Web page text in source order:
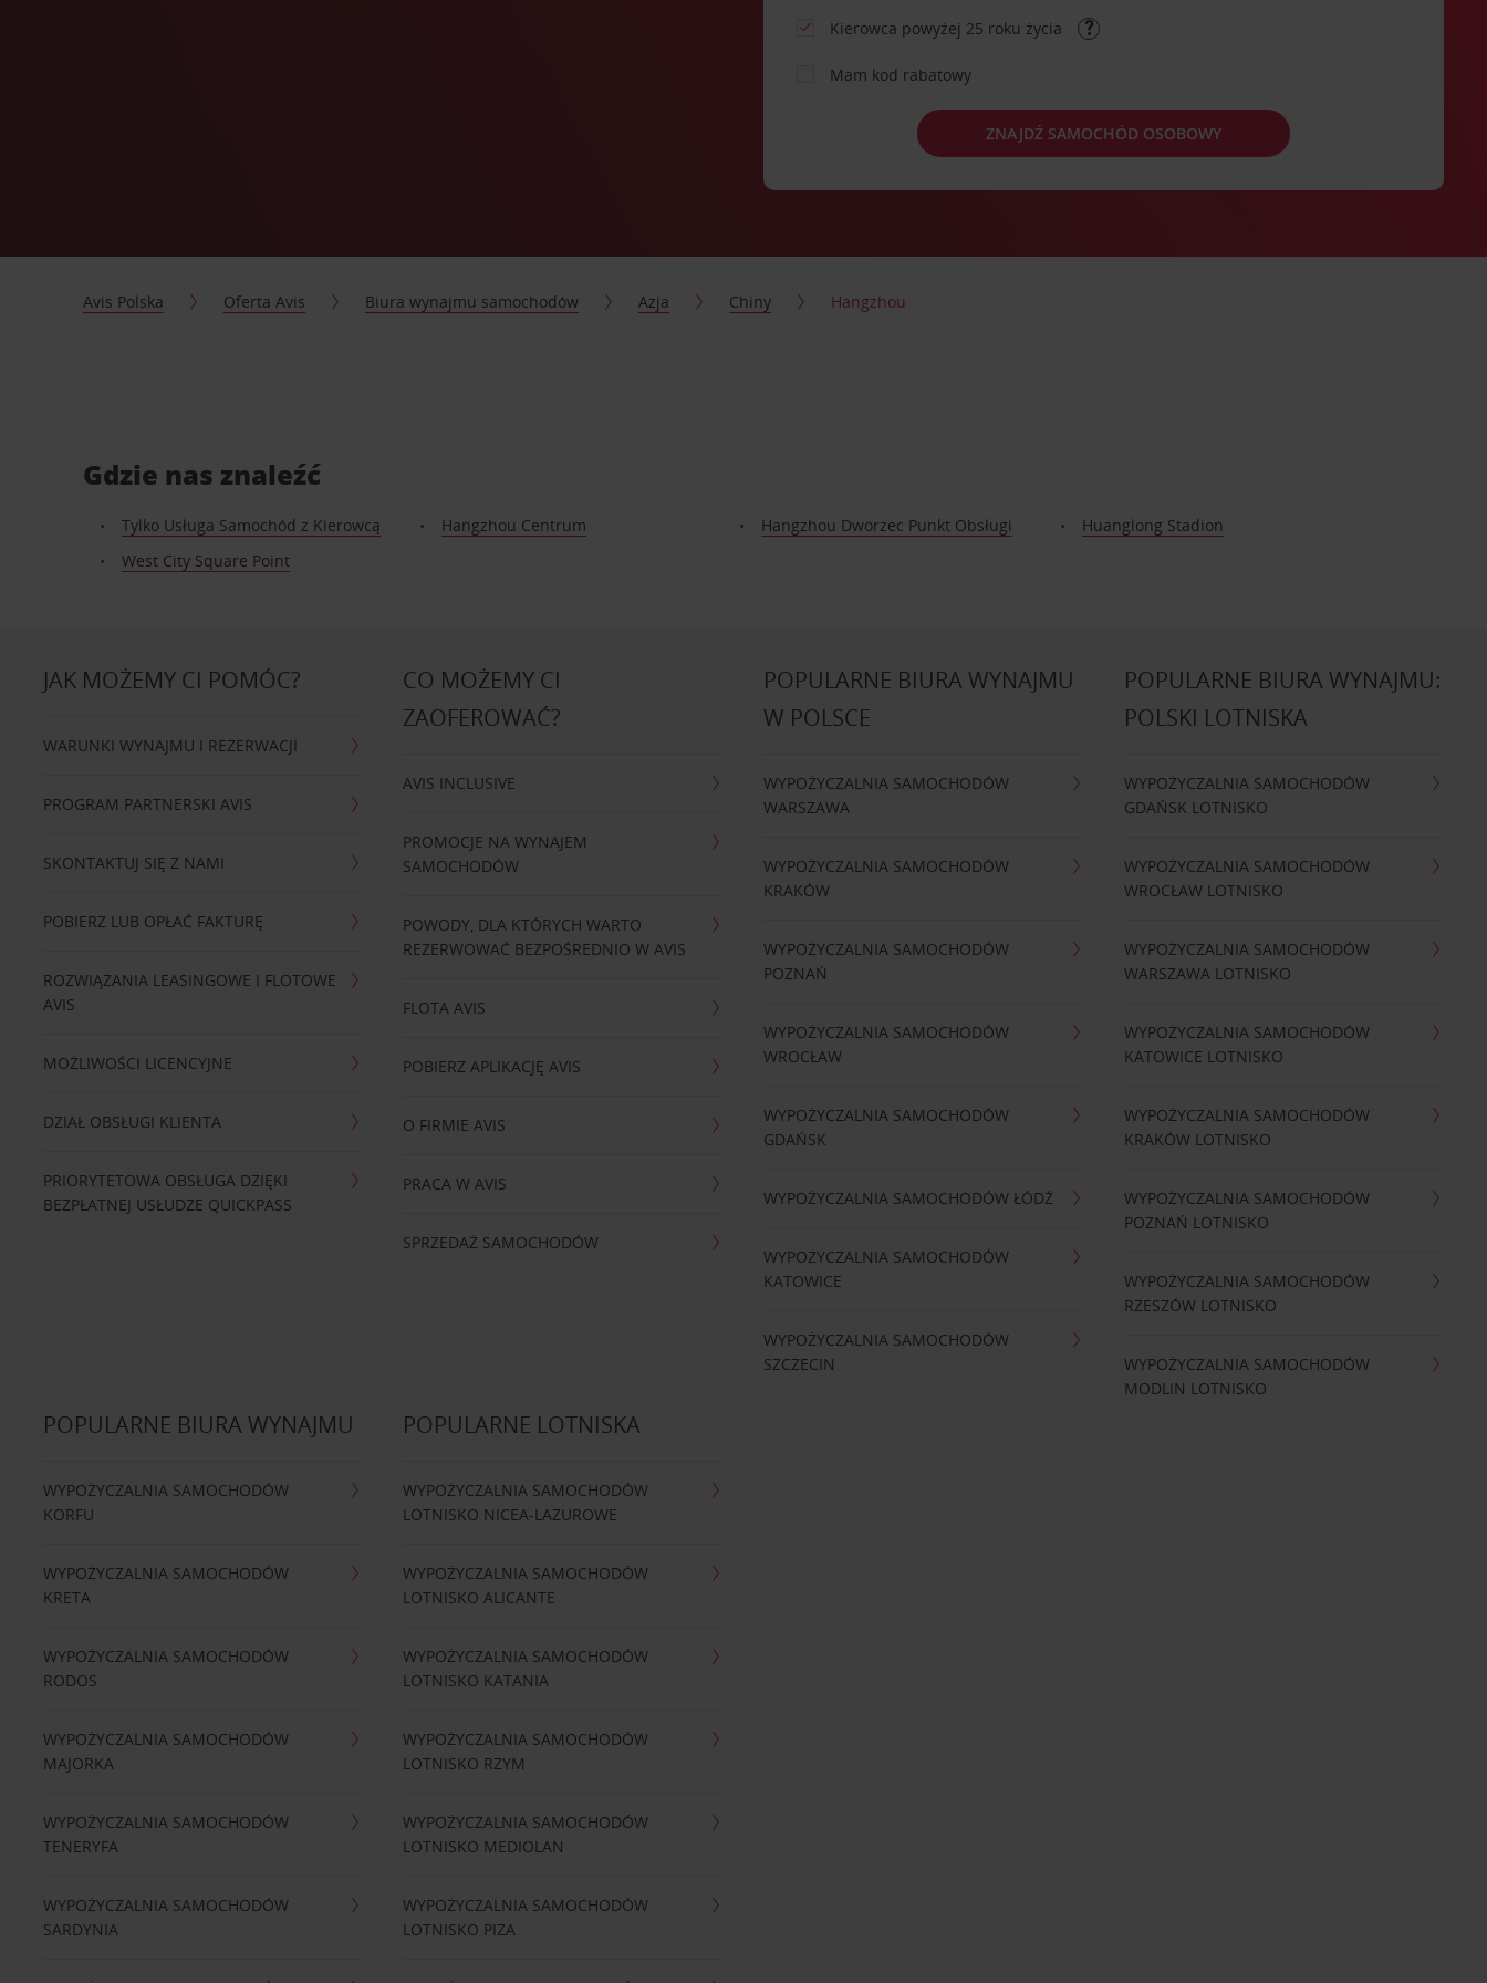
Kierowca powyżej 25 roku życia
Mam kod rabatowy
ZNAJDŹ SAMOCHÓD OSOBOWY
Avis Polska Oferta Avis Biura wynajmu samochodów Azja Chiny Hangzhou
Gdzie nas znaleźć
Tylko Usługa Samochód z Kierowcą Hangzhou Centrum Hangzhou Dworzec Punkt Obsługi
Huanglong Stadion
West City Square Point
JAK MOŻEMY CI POMÓC?
WARUNKI WYNAJMU I REZERWACJI
PROGRAM PARTNERSKI AVIS
SKONTAKTUJ SIĘ Z NAMI
POBIERZ LUB OPŁAĆ FAKTURĘ
ROZWIĄZANIA LEASINGOWE I FLOTOWE
AVIS
MOŻLIWOŚCI LICENCYJNE
DZIAŁ OBSŁUGI KLIENTA
PRIORYTETOWA OBSŁUGA DZIĘKI
BEZPŁATNEJ USŁUDZE QUICKPASS
CO MOŻEMY CI
ZAOFEROWAĆ?
AVIS INCLUSIVE
PROMOCJE NA WYNAJEM
SAMOCHODÓW
POWODY, DLA KTÓRYCH WARTO
REZERWOWAĆ BEZPOŚREDNIO W AVIS
FLOTA AVIS
POBIERZ APLIKACJĘ AVIS
O FIRMIE AVIS
PRACA W AVIS
SPRZEDAŻ SAMOCHODÓW
POPULARNE BIURA WYNAJMU
W POLSCE
WYPOŻYCZALNIA SAMOCHODÓW
WARSZAWA
WYPOŻYCZALNIA SAMOCHODÓW
KRAKÓW
WYPOŻYCZALNIA SAMOCHODÓW
POZNAŃ
WYPOŻYCZALNIA SAMOCHODÓW
WROCŁAW
WYPOŻYCZALNIA SAMOCHODÓW
GDAŃSK
WYPOŻYCZALNIA SAMOCHODÓW ŁÓDŹ
WYPOŻYCZALNIA SAMOCHODÓW
KATOWICE
WYPOŻYCZALNIA SAMOCHODÓW
SZCZECIN
POPULARNE BIURA WYNAJMU:
POLSKI LOTNISKA
WYPOŻYCZALNIA SAMOCHODÓW
GDAŃSK LOTNISKO
WYPOŻYCZALNIA SAMOCHODÓW
WROCŁAW LOTNISKO
WYPOŻYCZALNIA SAMOCHODÓW
WARSZAWA LOTNISKO
WYPOŻYCZALNIA SAMOCHODÓW
KATOWICE LOTNISKO
WYPOŻYCZALNIA SAMOCHODÓW
KRAKÓW LOTNISKO
WYPOŻYCZALNIA SAMOCHODÓW
POZNAŃ LOTNISKO
WYPOŻYCZALNIA SAMOCHODÓW
RZESZÓW LOTNISKO
WYPOŻYCZALNIA SAMOCHODÓW
MODLIN LOTNISKO
POPULARNE BIURA WYNAJMU
WYPOŻYCZALNIA SAMOCHODÓW
KORFU
WYPOŻYCZALNIA SAMOCHODÓW
KRETA
WYPOŻYCZALNIA SAMOCHODÓW
RODOS
WYPOŻYCZALNIA SAMOCHODÓW
MAJORKA
WYPOŻYCZALNIA SAMOCHODÓW
TENERYFA
WYPOŻYCZALNIA SAMOCHODÓW
SARDYNIA
POPULARNE LOTNISKA
WYPOŻYCZALNIA SAMOCHODÓW
LOTNISKO NICEA-LAZUROWE
WYPOŻYCZALNIA SAMOCHODÓW
LOTNISKO ALICANTE
WYPOŻYCZALNIA SAMOCHODÓW
LOTNISKO KATANIA
WYPOŻYCZALNIA SAMOCHODÓW
LOTNISKO RZYM
WYPOŻYCZALNIA SAMOCHODÓW
LOTNISKO MEDIOLAN
WYPOŻYCZALNIA SAMOCHODÓW
LOTNISKO PIZA